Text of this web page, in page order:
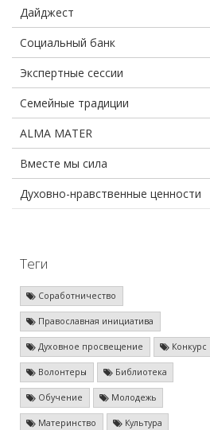
Дайджест
Социальный банк
Экспертные сессии
Семейные традиции
ALMA MATER
Вместе мы сила
Духовно-нравственные ценности
Теги
Соработничество
Православная инициатива
Духовное просвещение Конкурс
Волонтеры Библиотека
Обучение Молодежь
Материнство Культура